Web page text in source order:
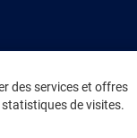
des services et offres
de visites.